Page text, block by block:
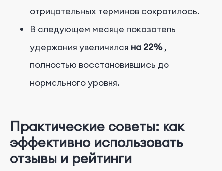
отрицательных терминов сократилось.
В следующем месяце показатель
удержания увеличился на 22% ,
полностью восстановившись до
нормального уровня.
Практические советы: как
эффективно использовать
отзывы и рейтинги